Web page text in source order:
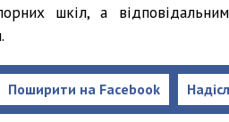
шкіл, а
Поширити на Facebook